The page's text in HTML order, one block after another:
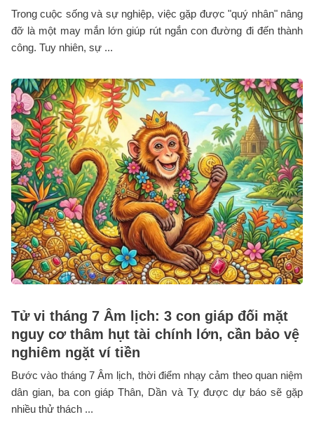
Trong cuộc sống và sự nghiệp, việc gặp được "quý nhân" nâng
đỡ là một may mắn lớn giúp rút ngắn con đường đi đến thành
công. Tuy nhiên, sự ...
Tử vi tháng 7 Âm lịch: 3 con giáp đối mặt
nguy cơ thâm hụt tài chính lớn, cần bảo vệ
nghiêm ngặt ví tiền
Bước vào tháng 7 Âm lịch, thời điểm nhạy cảm theo quan niệm
dân gian, ba con giáp Thân, Dần và Tỵ được dự báo sẽ gặp
nhiều thử thách ...